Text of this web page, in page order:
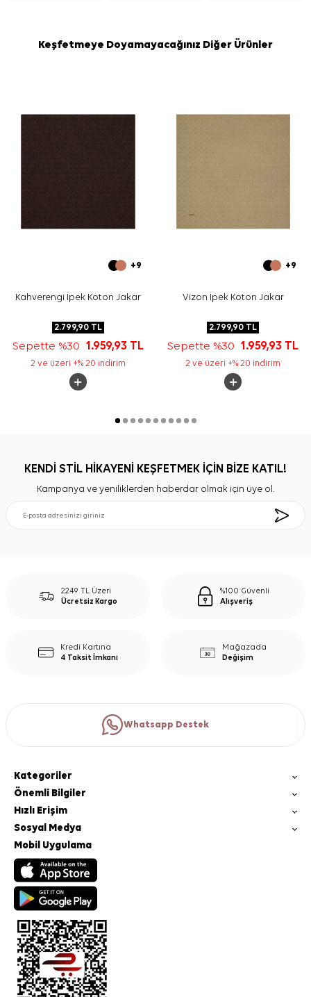
Keşfetmeye Doyamayacağınız Diğer Ürünler
+9
Kahverengi İpek Koton Jakar
2.799,90TL
Sepette %30 1.959,93 TL
2 ve üzeri +% 20 indirim
+9
Vizon İpek Koton Jakar
2.799,90 TL
Sepette %30 1.959,93 TL
2 ve üzeri +% 20 indirim
KENDİ STİL HİKAYENİ KEŞFETMEK İÇİN BİZE KATIL!
Kampanya ve yeniliklerden haberdar olmak için üye ol.
2249 TL Üzeri
Ücretsiz Kargo
%100 Güvenli
Alışveriş
Kredi Kartına
4 Taksit İmkanı
Mağazada
Değişim
Whatsapp Destek
Kategoriler
Önemli Bilgiler
Hızlı Erişim
Sosyal Medya
Mobil Uygulama